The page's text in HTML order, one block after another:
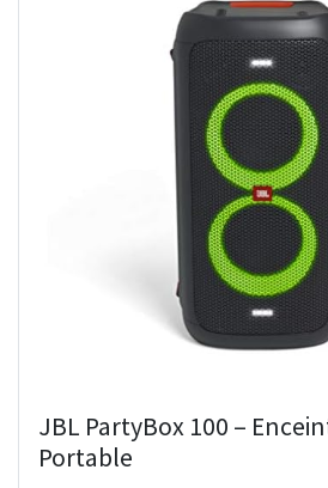
JBL PartyBox 100 –
Portable